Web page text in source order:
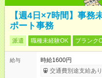
【週4日×7時間】事務
ポート事務
派遣 職種未経験OK ブランク
給与
時給1600円
交通費別途支給あり